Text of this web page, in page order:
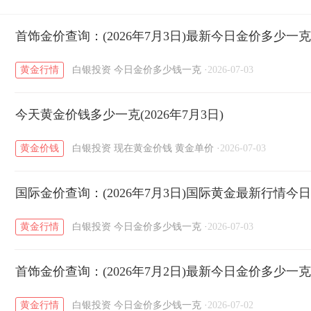
首饰金价查询：(2026年7月3日)最新今日金价多少一
黄金行情 白银投资 今日金价多少钱一克 · 2026-07-03
今天黄金价钱多少一克(2026年7月3日)
黄金价钱 白银投资 现在黄金价钱 黄金单价 · 2026-07-03
国际金价查询：(2026年7月3日)国际黄金最新行情今
黄金行情 白银投资 今日金价多少钱一克 · 2026-07-03
首饰金价查询：(2026年7月2日)最新今日金价多少一
黄金行情 白银投资 今日金价多少钱一克 · 2026-07-02